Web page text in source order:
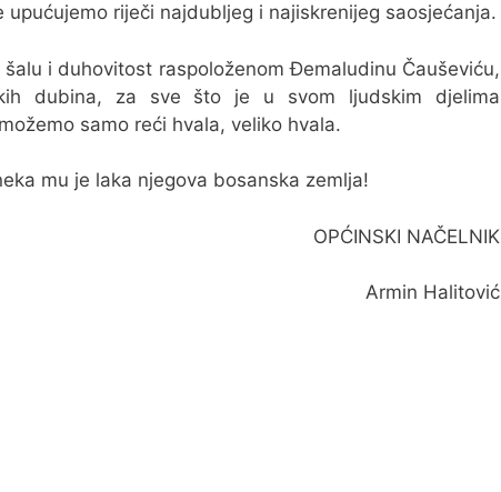
upućujemo riječi najdubljeg i najiskrenijeg saosjećanja.
i duhovitost raspoloženom Đemaludinu Čauševiću,
dubina, za sve što je u svom ljudskim djelima
samo reći hvala, veliko hvala.
mu je laka njegova bosanska zemlja!
OPĆINSKI NAČELNIK
Armin Halitović